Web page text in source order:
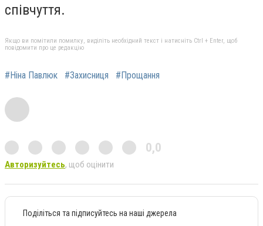
співчуття.
Якщо ви помітили помилку, виділіть необхідний текст і натисніть Ctrl + Enter, щоб
повідомити про це редакцію
#Ніна Павлюк #Захисниця #Прощання
0,0
Авторизуйтесь, щоб оцінити
Поділіться та підписуйтесь на наші джерела